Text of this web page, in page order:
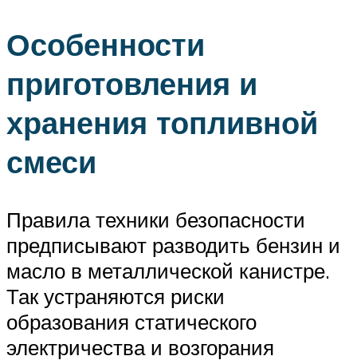
Особенности
приготовления и
хранения топливной
смеси
Правила техники безопасности
предписывают разводить бензин и
масло в металлической канистре.
Так устраняются риски
образования статического
электричества и возгорания